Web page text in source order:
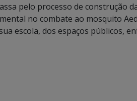
pelo processo de construção
no combate ao mosquito
escola, dos espaços públicos,